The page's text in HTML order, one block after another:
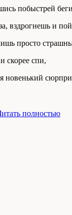
побыстрей
вздрогнешь и
просто
скорее спи,
новенький
полностью